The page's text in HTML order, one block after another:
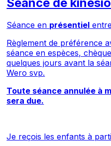
Séance de
Séance en présentiel
Règlement de préférence
séance en espèces,
quelques jours avant la
Wero svp.
Toute séance annulée à
sera due.
Je reçois les enfants à